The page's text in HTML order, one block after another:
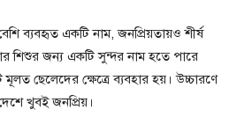
ব্যবহৃত একটি নাম, জনপ্রিয়তায়ও শীর্ষ
শিশুর জন্য একটি সুন্দর নাম হতে পারে
মূলত ছেলেদের ক্ষেত্রে ব্যবহার হয়। উচ্চারণে
খুবই জনপ্রিয়।